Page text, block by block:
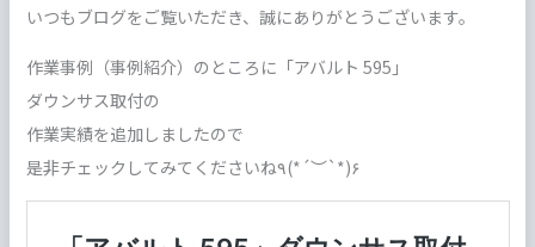
いつもブログをご覧いただき、誠にありがとうございます。
作業事例（事例紹介）のところに「アバルト 595」
ダウンサス取付の
作業実績を追加しましたので
是非チェックしてみてくださいね٩(*´︶`*)۶